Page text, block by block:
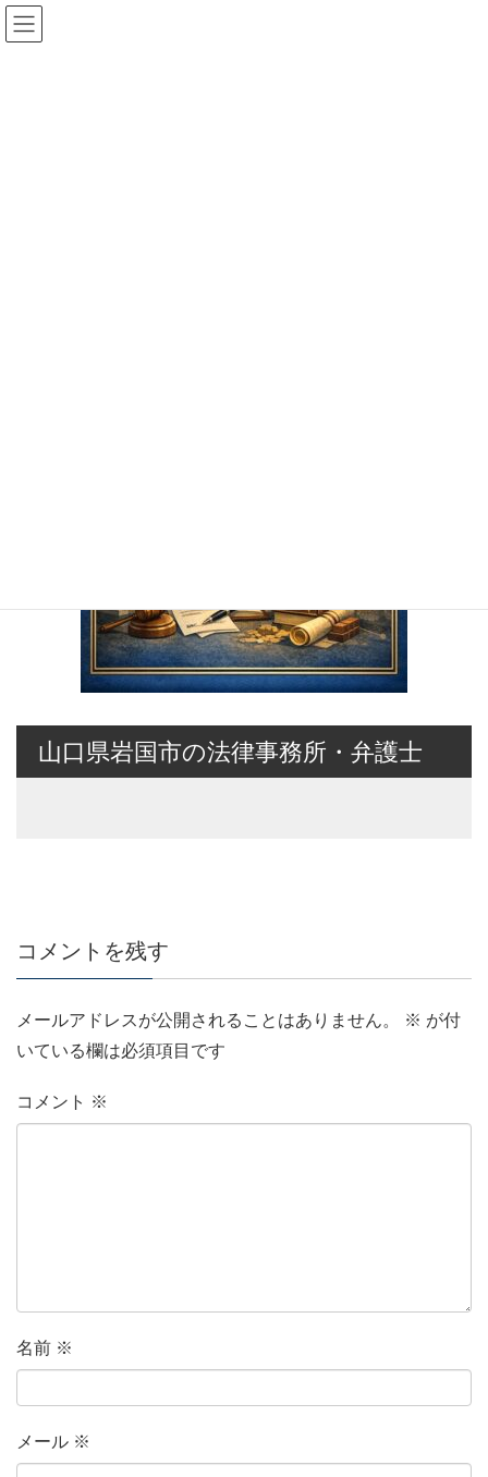
TEL：0827-24-5311
山口県岩国市の法律事務所・弁護士
コメントを残す
メールアドレスが公開されることはありません。 ※ が付
いている欄は必須項目です
コメント ※
名前 ※
メール ※